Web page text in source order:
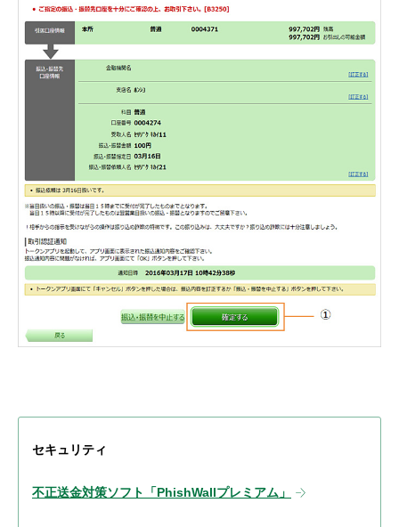
セキュリティ
不正送金対策ソフト「PhishWallプレミアム」